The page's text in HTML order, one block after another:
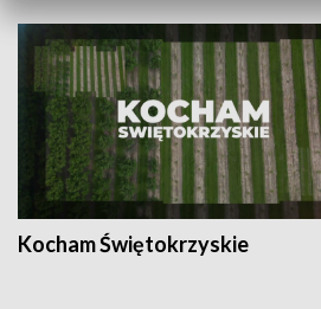
Kocham Świętokrzyskie